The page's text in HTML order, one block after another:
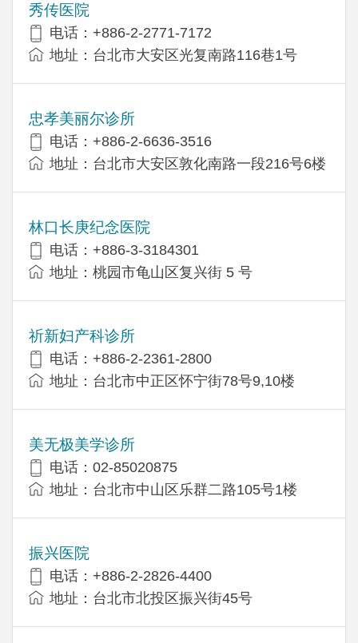
秀传医院
电话：+886-2-2771-7172
地址：台北市大安区光复南路116巷1号
忠孝美丽尔诊所
电话：+886-2-6636-3516
地址：台北市大安区敦化南路一段216号6楼
林口长庚纪念医院
电话：+886-3-3184301
地址：桃园市龟山区复兴街 5 号
祈新妇产科诊所
电话：+886-2-2361-2800
地址：台北市中正区怀宁街78号9,10楼
美无极美学诊所
电话：02-85020875
地址：台北市中山区乐群二路105号1楼
振兴医院
电话：+886-2-2826-4400
地址：台北市北投区振兴街45号